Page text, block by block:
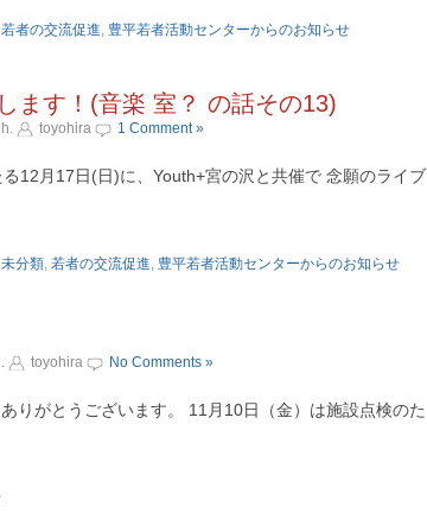
若者の交流促進, 豊平若者活動センターからのお知らせ
ます！(音楽 室？ の話その13)
toyohira 1 Comment »
12月17日(日)に、Youth+宮の沢と共催で 念願のライブ
未分類, 若者の交流促進, 豊平若者活動センターからのお知らせ
toyohira No Comments »
りがとうございます。 11月10日（金）は施設点検のた